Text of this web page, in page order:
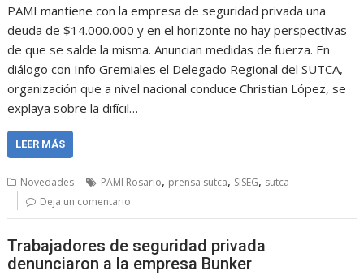
PAMI mantiene con la empresa de seguridad privada una
deuda de $14.000.000 y en el horizonte no hay perspectivas
de que se salde la misma. Anuncian medidas de fuerza. En
diálogo con Info Gremiales el Delegado Regional del SUTCA,
organización que a nivel nacional conduce Christian López, se
explaya sobre la difícil…
LEER MÁS
Novedades PAMI Rosario, prensa sutca, SISEG, sutca
Deja un comentario
Trabajadores de seguridad privada
denunciaron a la empresa Bunker